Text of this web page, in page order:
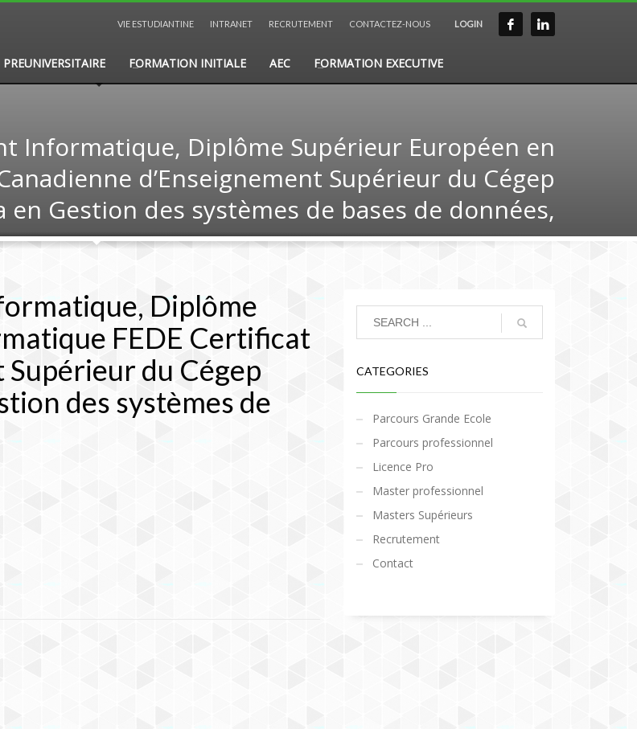
VIE ESTUDIANTINE INTRANET RECRUTEMENT CONTACTEZ-NOUS LOGIN
FORMATION INITIALE AEC FORMATION EXECUTIVE
Informatique, Diplôme Supérieur Européen en
d’Enseignement Supérieur du Cégep
en Gestion des systèmes de bases de données,
Diplôme
FEDE Certificat
Supérieur du Cégep
des systèmes de
CATEGORIES
Parcours Grande Ecole
Parcours professionnel
Licence Pro
Master professionnel
Masters Supérieurs
Recrutement
Contact